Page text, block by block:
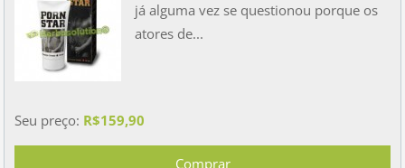
já alguma vez se questionou porque os
atores de...
Seu preço: R$159,90